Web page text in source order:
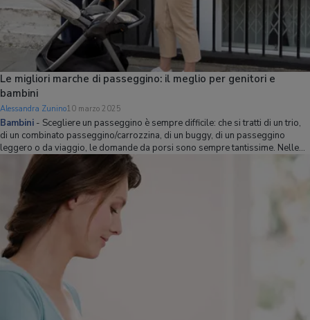
Le migliori marche di passeggino: il meglio per genitori e
bambini
Alessandra Zunino10 marzo 2025
Bambini - Scegliere un passeggino è sempre difficile: che si tratti di un trio,
di un combinato passeggino/carrozzina, di un buggy, di un passeggino
leggero o da viaggio, le domande da porsi sono sempre tantissime. Nelle
nostre guide all'acquisto dedicate alle varie tipologie di passeggino
abbiamo approfondi